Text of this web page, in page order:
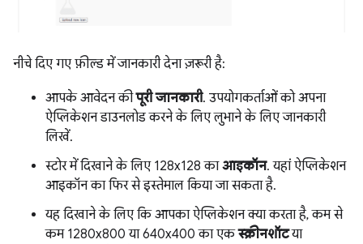
नीचे दिए गए फ़ील्ड में जानकारी देना ज़रूरी है:
आपके आवेदन कीपूरी जानकारी. उपयोगकर्ताओं को अपना
ऐप्लिकेशन डाउनलोड करने के लिए लुभाने के लिए जानकारी
लिखें.
स्टोर में दिखाने के लिए 128x128 काआइकॉन. यहां ऐप्लिकेशन
आइकॉन का फिर से इस्तेमाल किया जा सकता है.
यह दिखाने के लिए कि आपका ऐप्लिकेशन क्या करता है, कम से
कम 1280x800 या 640x400 का एकस्क्रीनशॉटया